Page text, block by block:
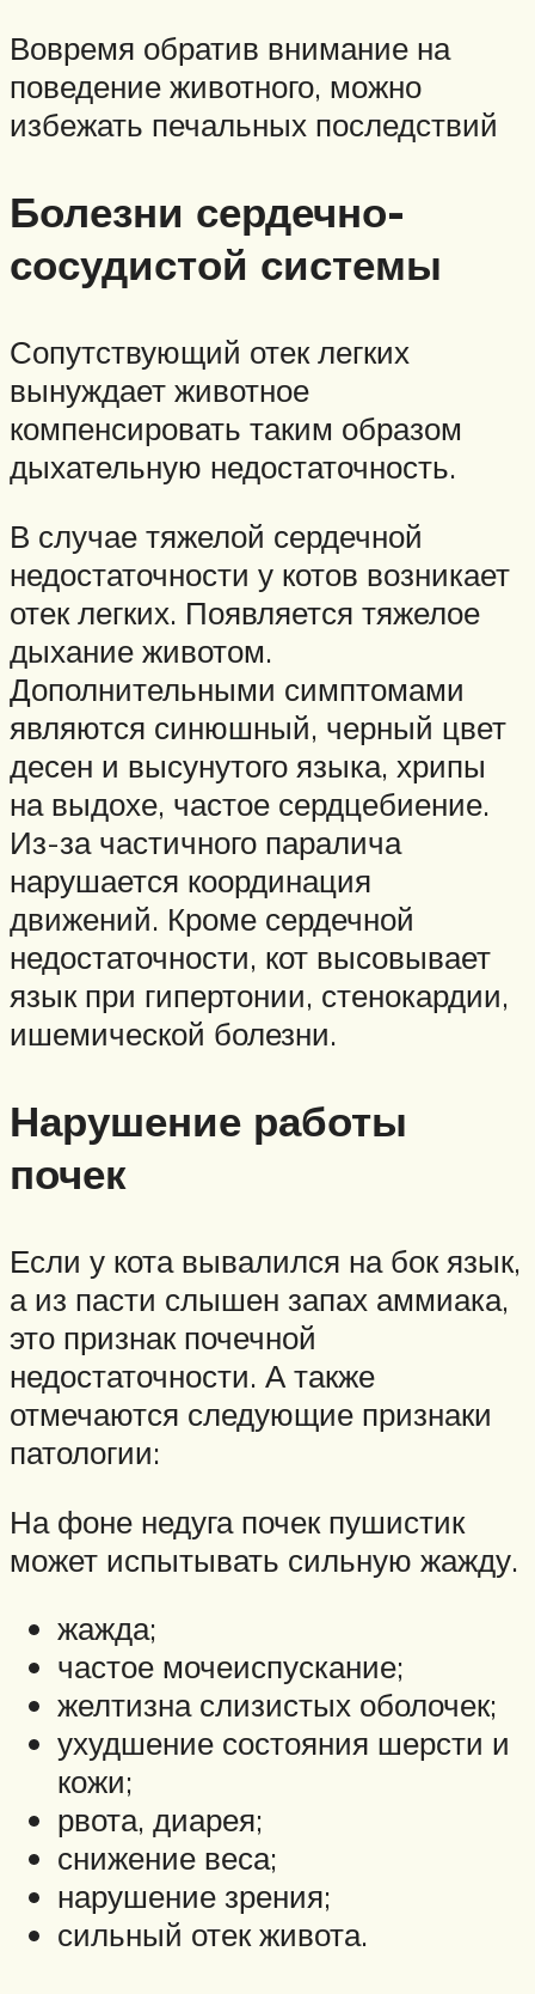
Вовремя обратив внимание на
поведение животного, можно
избежать печальных последствий
Болезни сердечно-
сосудистой системы
Сопутствующий отек легких
вынуждает животное
компенсировать таким образом
дыхательную недостаточность.
В случае тяжелой сердечной
недостаточности у котов возникает
отек легких. Появляется тяжелое
дыхание животом.
Дополнительными симптомами
являются синюшный, черный цвет
десен и высунутого языка, хрипы
на выдохе, частое сердцебиение.
Из-за частичного паралича
нарушается координация
движений. Кроме сердечной
недостаточности, кот высовывает
язык при гипертонии, стенокардии,
ишемической болезни.
Нарушение работы
почек
Если у кота вывалился на бок язык,
а из пасти слышен запах аммиака,
это признак почечной
недостаточности. А также
отмечаются следующие признаки
патологии:
На фоне недуга почек пушистик
может испытывать сильную жажду.
жажда;
частое мочеиспускание;
желтизна слизистых оболочек;
ухудшение состояния шерсти и
кожи;
рвота, диарея;
снижение веса;
нарушение зрения;
сильный отек живота.